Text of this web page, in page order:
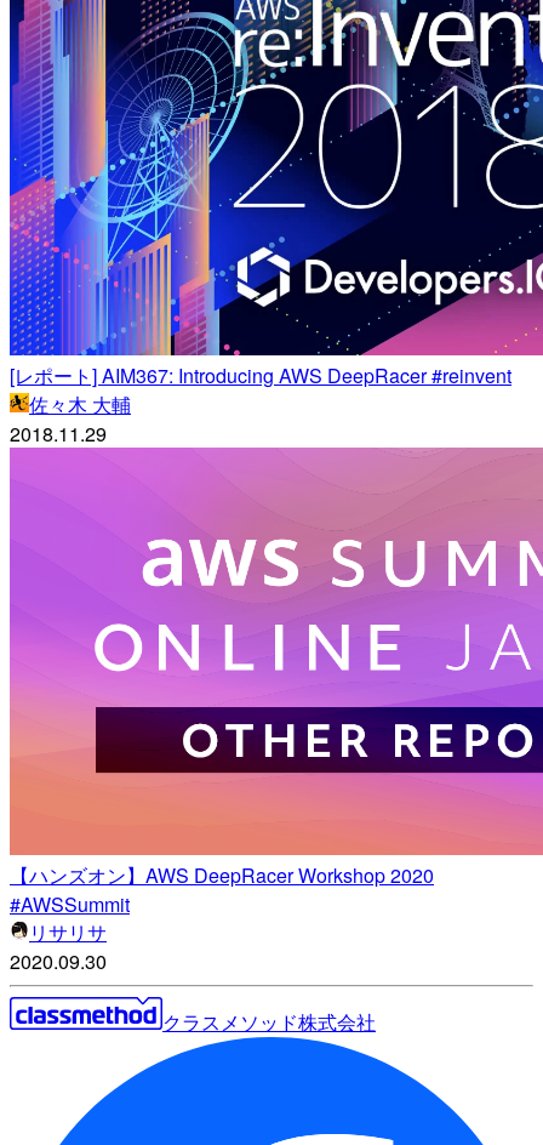
[レポート] AIM367: Introducing AWS DeepRacer #reinvent
佐々木 大輔
2018.11.29
【ハンズオン】AWS DeepRacer Workshop 2020
#AWSSummit
リサリサ
2020.09.30
クラスメソッド株式会社